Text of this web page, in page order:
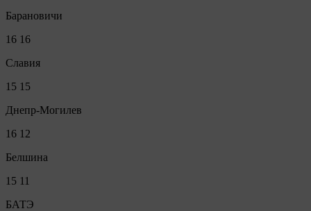
Барановичи
16 16
Славия
15 15
Днепр-Могилев
16 12
Белшина
15 11
БАТЭ